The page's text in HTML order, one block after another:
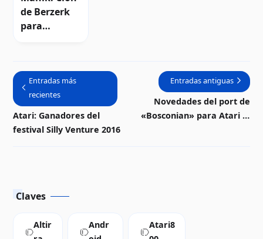
de Berzerk
para
Entradas más
recientes
Atari: Ganadores del
festival Silly Venture 2016
Entradas antiguas
Novedades del port de
«Bosconian» para Atari 8-
Claves
Altir
Andr
Atari8